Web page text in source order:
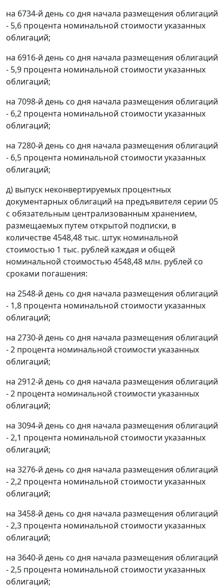
на 6734-й день со дня начала размещения облигаций
- 5,6 процента номинальной стоимости указанных
облигаций;
на 6916-й день со дня начала размещения облигаций
- 5,9 процента номинальной стоимости указанных
облигаций;
на 7098-й день со дня начала размещения облигаций
- 6,2 процента номинальной стоимости указанных
облигаций;
на 7280-й день со дня начала размещения облигаций
- 6,5 процента номинальной стоимости указанных
облигаций;
д) выпуск неконвертируемых процентных
документарных облигаций на предъявителя серии 05
с обязательным централизованным хранением,
размещаемых путем открытой подписки, в
количестве 4548,48 тыс. штук номинальной
стоимостью 1 тыс. рублей каждая и общей
номинальной стоимостью 4548,48 млн. рублей со
сроками погашения:
на 2548-й день со дня начала размещения облигаций
- 1,8 процента номинальной стоимости указанных
облигаций;
на 2730-й день со дня начала размещения облигаций
- 2 процента номинальной стоимости указанных
облигаций;
на 2912-й день со дня начала размещения облигаций
- 2 процента номинальной стоимости указанных
облигаций;
на 3094-й день со дня начала размещения облигаций
- 2,1 процента номинальной стоимости указанных
облигаций;
на 3276-й день со дня начала размещения облигаций
- 2,2 процента номинальной стоимости указанных
облигаций;
на 3458-й день со дня начала размещения облигаций
- 2,3 процента номинальной стоимости указанных
облигаций;
на 3640-й день со дня начала размещения облигаций
- 2,5 процента номинальной стоимости указанных
облигаций;